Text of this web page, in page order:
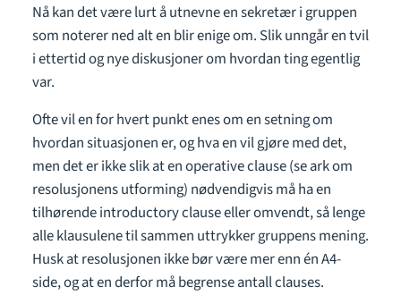
Nå kan det være lurt å utnevne en sekretær i gruppen
som noterer ned alt en blir enige om. Slik unngår en tvil
i ettertid og nye diskusjoner om hvordan ting egentlig
var.
Ofte vil en for hvert punkt enes om en setning om
hvordan situasjonen er, og hva en vil gjøre med det,
men det er ikke slik at en operative clause (se ark om
resolusjonens utforming) nødvendigvis må ha en
tilhørende introductory clause eller omvendt, så lenge
alle klausulene til sammen uttrykker gruppens mening.
Husk at resolusjonen ikke bør være mer enn én A4-
side, og at en derfor må begrense antall clauses.